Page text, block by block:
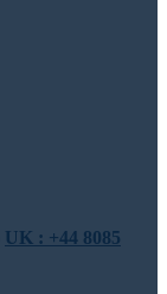
UK : +44 8085